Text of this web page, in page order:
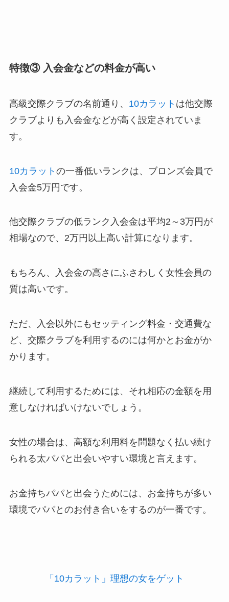
特徴③ 入会金などの料金が高い
高級交際クラブの名前通り、 10カラット は他交際
クラブよりも入会金などが高く設定されていま
す。
10カラット の一番低いランクは、ブロンズ会員で
入会金5万円です。
他交際クラブの低ランク入会金は平均2～3万円が
相場なので、2万円以上高い計算になります。
もちろん、入会金の高さにふさわしく女性会員の
質は高いです。
ただ、入会以外にもセッティング料金・交通費な
ど、交際クラブを利用するのには何かとお金がか
かります。
継続して利用するためには、それ相応の金額を用
意しなければいけないでしょう。
女性の場合は、高額な利用料を問題なく払い続け
られる太パパと出会いやすい環境と言えます。
お金持ちパパと出会うためには、お金持ちが多い
環境でパパとのお付き合いをするのが一番です。
「10カラット」理想の女をゲット